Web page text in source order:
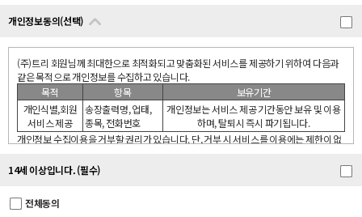
① “몰”은 이 약관의 내용과 상호 및 대표자 성명, 영업소 소재지 주소(소비자의 불만을
처리할 수 있는 곳의 주소를 포함), 전화번호․모사전송번호․전자우편주소, 사업자등록
번호, 통신판매업 신고번호, 개인정보관리책임자등을 이용자가 쉽게 알 수 있도록 00 사
이버몰의 초기 서비스화면(전면)에 게시합니다. 다만, 약관의 내용은 이용자가 연결화면
을 통하여 볼 수 있도록 할 수 있습니다.
② “몰은 이용자가 약관에 동의하기에 앞서 약관에 정하여져 있는 내용 중 청약철회․배
송책임․환불조건 등과 같은 중요한 내용을 이용자가 이해할 수 있도록 별도의 연결화면
또는 팝업화면 등을 제공하여 이용자의 확인을 구하여야 합니다.
률」, 「전자문서 및 전자거래기본법」, 「전자금융거래법」, 「전자서명법」, 「정보
기본법」 등 관련 법을 위배하지 않는 범위에서 이 약관을 개정할 수 있습니다.
니다.
개인정보동의(선택)
(주)트리 회원님께 최대한으로 최적화되고 맞춤화된 서비스를 제공하기 위하여 다음과
같은 목적으로 개인정보를 수집하고 있습니다.
목적
항목
보유기간
개인식별,회원
서비스 제공
송장출력명, 업태,
종목, 전화번호
개인정보는 서비스 제공 기간동안 보유 및 이용
하며, 탈퇴시 즉시 파기됩니다.
개인정보 수집이용을 거부할 권리가 있습니다. 단, 거부 시 서비스를 이용에는 제한이 없
(주)트리 회원님께 최대한으로 최적화되고 맞춤화된 서비스를 제공하기 위하여 다음과
같은 목적으로 개인정보를 수집하고 있습니다.
대량 견적 문의 서비스 이용
14세 이상입니다. (필수)
전체동의